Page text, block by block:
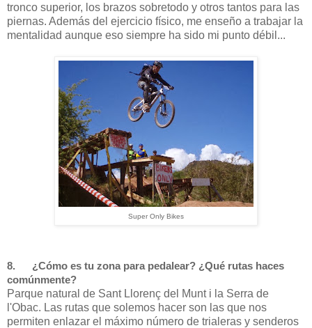
tronco superior, los brazos sobretodo y otros tantos para las
piernas. Además del ejercicio físico, me enseño a trabajar la
mentalidad aunque eso siempre ha sido mi punto débil...
Super Only Bikes
8. ¿Cómo es tu zona para pedalear? ¿Qué rutas haces
comúnmente?
Parque natural de Sant Llorenç del Munt i la Serra de
l'Obac. Las rutas que solemos hacer son las que nos
permiten enlazar el máximo número de trialeras y senderos